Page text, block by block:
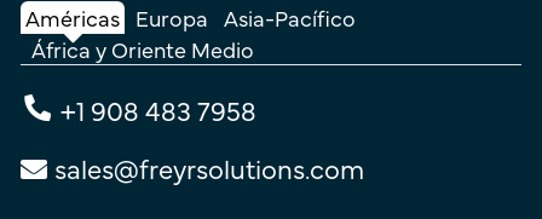
Américas Europa Asia-Pacífico
África y Oriente Medio
+1 908 483 7958
sales@freyrsolutions.com